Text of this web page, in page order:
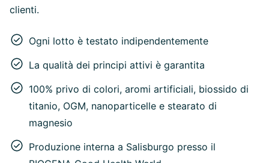
clienti.
Ogni lotto è testato indipendentemente
La qualità dei principi attivi è garantita
100% privo di colori, aromi artificiali, biossido di
titanio, OGM, nanoparticelle e stearato di
magnesio
Produzione interna a Salisburgo presso il